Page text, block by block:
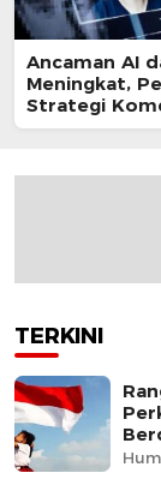
Ancaman AI
Meningkat,
Strategi
TERKINI